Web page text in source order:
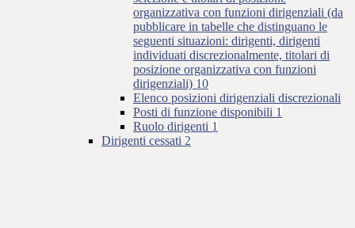
organizzativa con funzioni dirigenziali (da
pubblicare in tabelle che distinguano le
seguenti situazioni: dirigenti, dirigenti
individuati discrezionalmente, titolari di
posizione organizzativa con funzioni
dirigenziali) 10
Elenco posizioni dirigenziali discrezionali
Posti di funzione disponibili 1
Ruolo dirigenti 1
Dirigenti cessati 2